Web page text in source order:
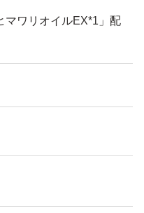
マワリオイルEX*1」配
の外側のキューティクル
で、髪ゆがみの原因を髪
ます。
」髪内部＆外側のダメー